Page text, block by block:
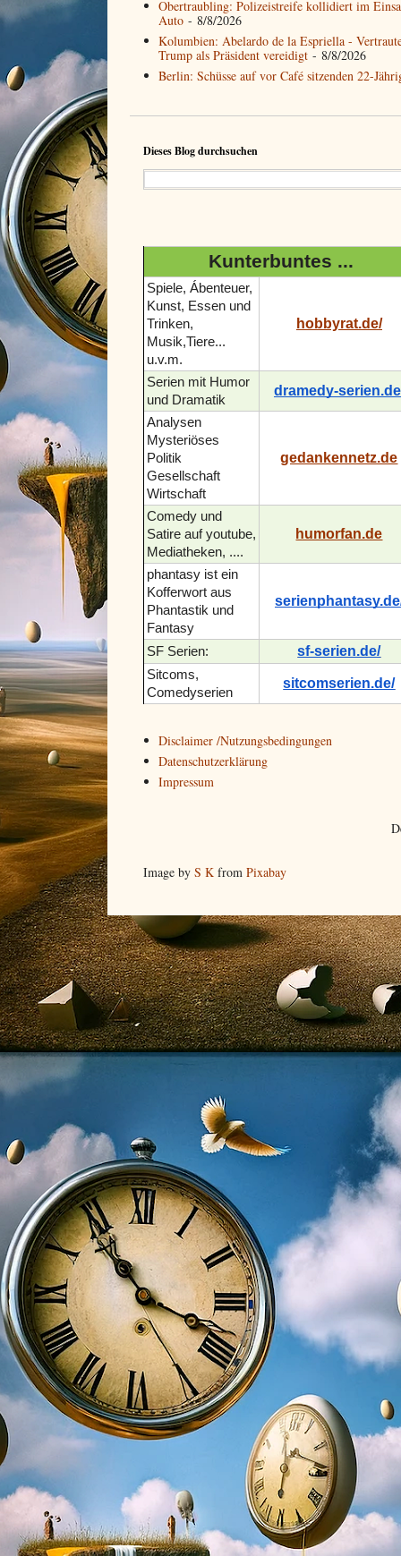
Obertraubling: Polizeistreife kollidiert im
Auto - 8/8/2026
Kolumbien: Abelardo de la Espriella -
Trump als Präsident vereidigt - 8/8/2026
Berlin: Schüsse auf vor Café sitzenden 22-
Dieses Blog durchsuchen
Kunterbuntes ...
Spiele, Ábenteuer,
Kunst, Essen und
Trinken,
Musik,Tiere...
u.v.m.
hobbyrat.de/
Serien mit Humor
und Dramatik
dramedy-
Analysen
Mysteriöses
Politik
Gesellschaft
Wirtschaft
gedankennetz.de
Comedy und
Satire auf youtube,
Mediatheken, ....
humorfan.de
phantasy ist ein
Kofferwort aus
Phantastik und
Fantasy
SF Serien: sf-serien.de/
Sitcoms,
Comedyserien
sitcomserien.de/
Disclaimer /Nutzungsbedingungen
Datenschutzerklärung
Impressum
Image by S K from Pixabay